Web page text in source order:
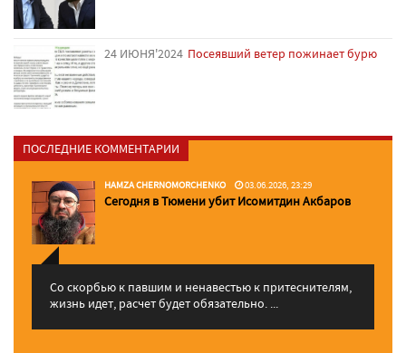
24 ИЮНЯ'2024 Посеявший ветер пожинает бурю
ПОСЛЕДНИЕ КОММЕНТАРИИ
HAMZA CHERNOMORCHENKO 03.06.2026, 23:29
Сегодня в Тюмени убит Исомитдин Акбаров
Со скорбью к павшим и ненавестью к притеснителям,
жизнь идет, расчет будет обязательно. ...